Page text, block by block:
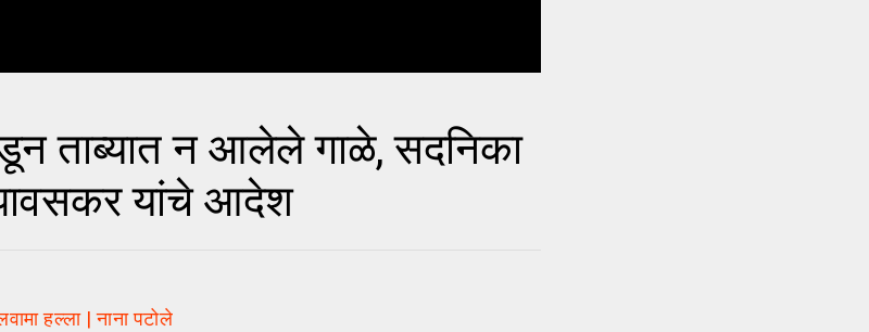
ताब्यात न आलेले गाळे, सदनिका
पावसकर यांचे आदेश
हल्ला | नाना पटोले